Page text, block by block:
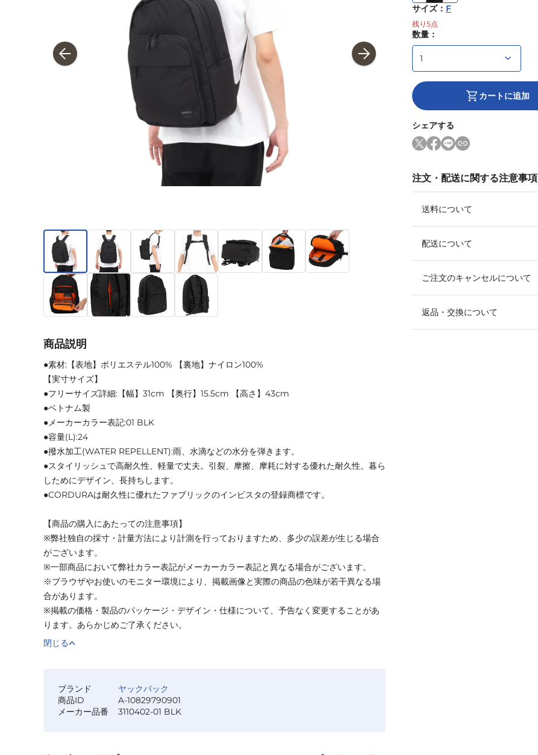
サイズ： F
残り 5点
数量：
カートに追加
シェアする
注文・配送に関する注意事項
送料について
配送について
ご注文のキャンセルについて
返品・交換について
商品説明
●素材:【表地】ポリエステル100% 【裏地】ナイロン100%
【実寸サイズ】
●フリーサイズ詳細:【幅】31cm 【奥行】15.5cm 【高さ】43cm
●ベトナム製
●メーカーカラー表記:01 BLK
●容量(L):24
●撥水加工(WATER REPELLENT):雨、水滴などの水分を弾きます。
●スタイリッシュで高耐久性、軽量で丈夫。引裂、摩擦、摩耗に対する優れた耐久性。暮ら
しためにデザイン、長持ちします。
●CORDURAは耐久性に優れたファブリックのインビスタの登録商標です。
【商品の購入にあたっての注意事項】
※弊社独自の採寸・計量方法により計測を行っておりますため、多少の誤差が生じる場合
がございます。
※一部商品において弊社カラー表記がメーカーカラー表記と異なる場合がございます。
※ブラウザやお使いのモニター環境により、掲載画像と実際の商品の色味が若干異なる場
合があります。
※掲載の価格・製品のパッケージ・デザイン・仕様について、予告なく変更することがあ
ります。あらかじめご了承ください。
閉じる
ブランド
ヤックパック
商品ID
A-10829790901
メーカー品番
3110402-01 BLK